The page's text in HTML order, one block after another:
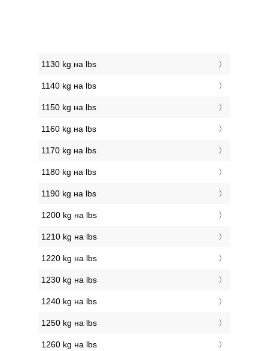
1130 kg на lbs
1140 kg на lbs
1150 kg на lbs
1160 kg на lbs
1170 kg на lbs
1180 kg на lbs
1190 kg на lbs
1200 kg на lbs
1210 kg на lbs
1220 kg на lbs
1230 kg на lbs
1240 kg на lbs
1250 kg на lbs
1260 kg на lbs